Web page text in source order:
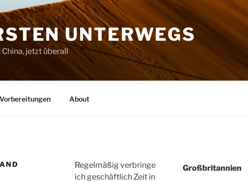
UNTERWEGS
jetzt überall
Vorbereitungen About
Regelmäßig verbringe
ich geschäftlich Zeit in
Großbritannien